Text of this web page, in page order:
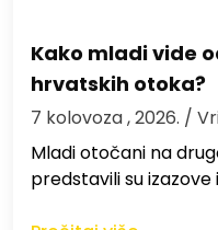
Kako mladi vide
hrvatskih otoka?
7 kolovoza , 2026. /
Mladi otočani na
predstavili su izazove